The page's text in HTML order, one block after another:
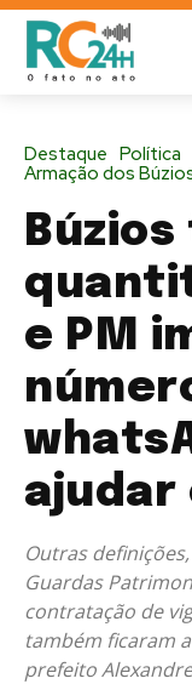
Destaque Política
Armação dos
e PM
ajudar
Outras
Guardas
contratação de
também ficaram
prefeito